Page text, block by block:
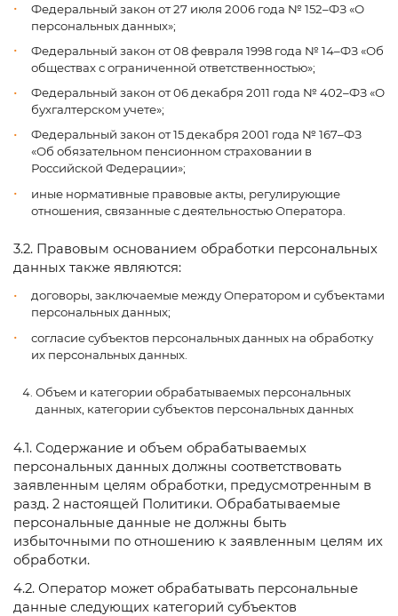
Федеральный закон от 27 июля 2006 года № 152–ФЗ «О
персональных данных»;
Федеральный закон от 08 февраля 1998 года № 14–ФЗ «Об
обществах с ограниченной ответственностью»;
Федеральный закон от 06 декабря 2011 года № 402–ФЗ «О
бухгалтерском учете»;
Федеральный закон от 15 декабря 2001 года № 167–ФЗ
«Об обязательном пенсионном страховании в
Российской Федерации»;
иные нормативные правовые акты, регулирующие
отношения, связанные с деятельностью Оператора.
3.2. Правовым основанием обработки персональных
данных также являются:
договоры, заключаемые между Оператором и субъектами
персональных данных;
согласие субъектов персональных данных на обработку
их персональных данных.
Объем и категории обрабатываемых персональных
данных, категории субъектов персональных данных
4.1. Содержание и объем обрабатываемых
персональных данных должны соответствовать
заявленным целям обработки, предусмотренным в
разд. 2 настоящей Политики. Обрабатываемые
персональные данные не должны быть
избыточными по отношению к заявленным целям их
обработки.
4.2. Оператор может обрабатывать персональные
данные следующих категорий субъектов